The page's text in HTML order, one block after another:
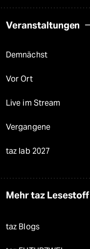
Veranstaltungen
Demnächst
Vor Ort
Live im Stream
Vergangene
taz lab 2027
Mehr taz Lesestoff
taz Blogs